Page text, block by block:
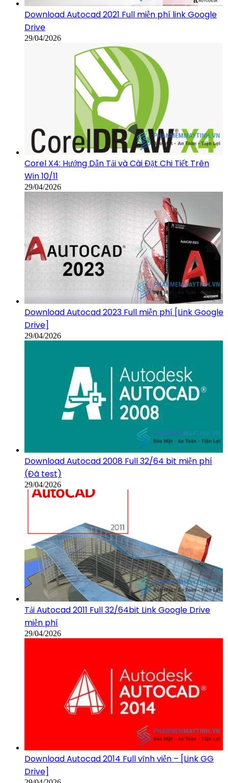
Download Autocad 2021 Full miễn phí link Google
Drive
29/04/2026
Corel X4: Hướng Dẫn Tải và Cài Đặt Chi Tiết Trên
Win 10/11
29/04/2026
Download Autocad 2023 Full miễn phí [Link Google
Drive]
29/04/2026
Download Autocad 2008 Full 32/64 bit miễn phí
(Đã test)
29/04/2026
Tải Autocad 2011 Full 32/64bit Link Google Drive
miễn phí
29/04/2026
Download Autocad 2014 Full vĩnh viễn – [Link GG
Drive]